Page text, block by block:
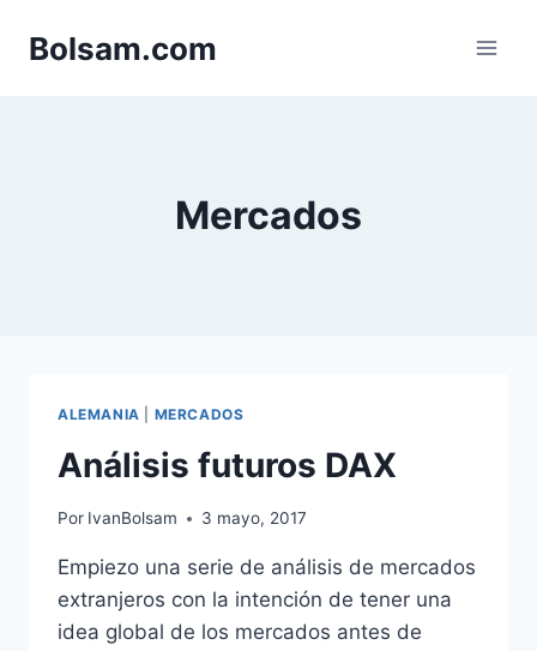
Bolsam.com
Mercados
ALEMANIA MERCADOS
Análisis futuros DAX
Por IvanBolsam 3 mayo, 2017
Empiezo una serie de análisis de mercados
extranjeros con la intención de tener una
idea global de los mercados antes de